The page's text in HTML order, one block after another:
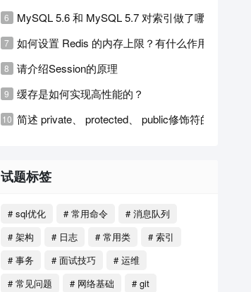
MySQL 5.6 和 MySQL 5.7 对索引做了哪些优化?
如何设置 Redis 的内存上限？有什么作用？
请介绍Session的原理
缓存是如何实现高性能的？
简述 private、 protected、 public修饰符的访问权
试题标签
# sql优化 # 常用命令
# 消息队列
# 架构
# 日志 # 常用类
# 索引
# 事务
# 面试技巧
# 运维
# 常见问题
# 网络基础
# git